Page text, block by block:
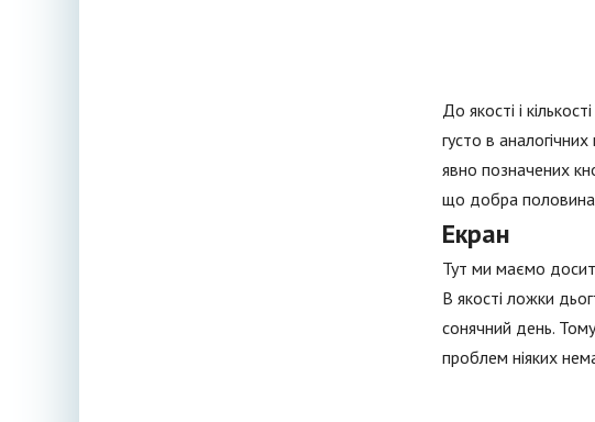
До якості і
густо в
явно позначених
що добра половина
Екран
Тут ми маємо
В якості ложки
сонячний день.
проблем ніяких